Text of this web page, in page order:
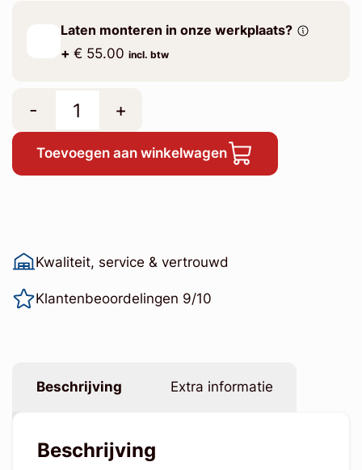
Laten monteren in onze werkplaats?
+ € 55.00 incl. btw
- +
Toevoegen aan winkelwagen
Kwaliteit, service & vertrouwd
Klantenbeoordelingen 9/10
Beschrijving Extra informatie
Beschrijving